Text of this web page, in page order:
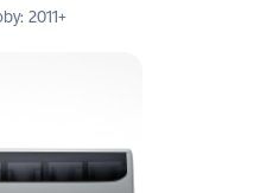
2011+